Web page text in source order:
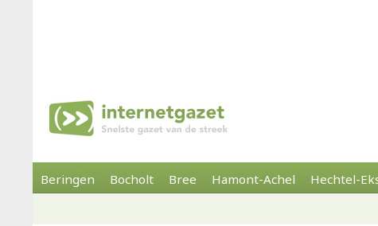
Beringen Bocholt Bree Hamont-Achel Hechtel-